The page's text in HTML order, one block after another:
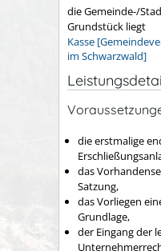
die Gemeinde-/
Grundstück liegt
Kasse
im Schwarzwald]
die erstmalige
das
Satzung,
das Vorliegen
Grundlage,
der Eingang der